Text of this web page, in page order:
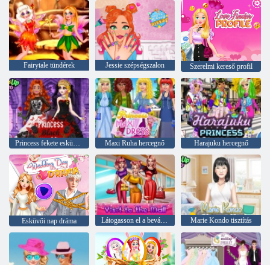
Fairytale tündérek Jessie szépségszalon Szerelmi kereső profil
Princess fekete esküvői ruha Maxi Ruha hercegnő Harajuku hercegnő
Esküvői nap dráma Látogasson el a bevásárlóközpontba Marie Kondo tisztítás